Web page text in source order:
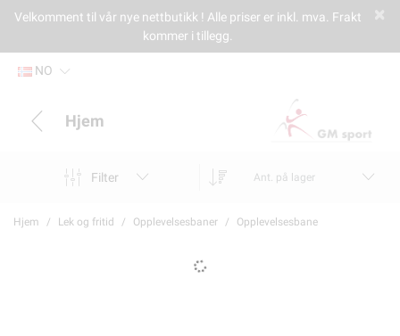
Velkomment til vår nye nettbutikk ! Alle priser er inkl. mva. Frakt
kommer i tillegg.
NO
Hjem
Filter Ant. på lager
Hjem Lek og fritid Opplevelsesbaner Opplevelsesbane